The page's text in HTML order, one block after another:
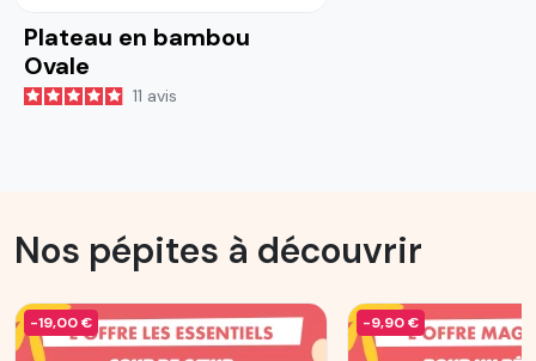
Plateau en bambou
Ovale
11 avis
Nos pépites à découvrir
-19,00 € -9,90 €